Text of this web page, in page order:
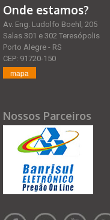
Onde estamos?
Av. Eng. Ludolfo Boehl, 205
Salas 301 e 302 Teresópolis
Porto Alegre - RS
CEP: 91720-150
mapa
Nossos Parceiros